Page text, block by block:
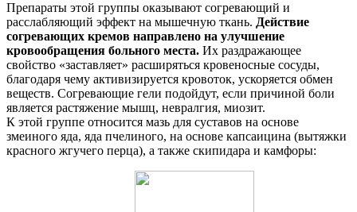
Препараты этой группы оказывают согревающий и
расслабляющий эффект на мышечную ткань. Действие
согревающих кремов направлено на улучшение
кровообращения больного места. Их раздражающее
свойство «заставляет» расширяться кровеносные сосуды,
благодаря чему активизируется кровоток, ускоряется обмен
веществ. Согревающие гели подойдут, если причиной боли
является растяжение мышц, невралгия, миозит.
К этой группе относится мазь для суставов на основе
змеиного яда, яда пчелиного, на основе капсаицина (вытяжки
красного жгучего перца), а также скипидара и камфоры: